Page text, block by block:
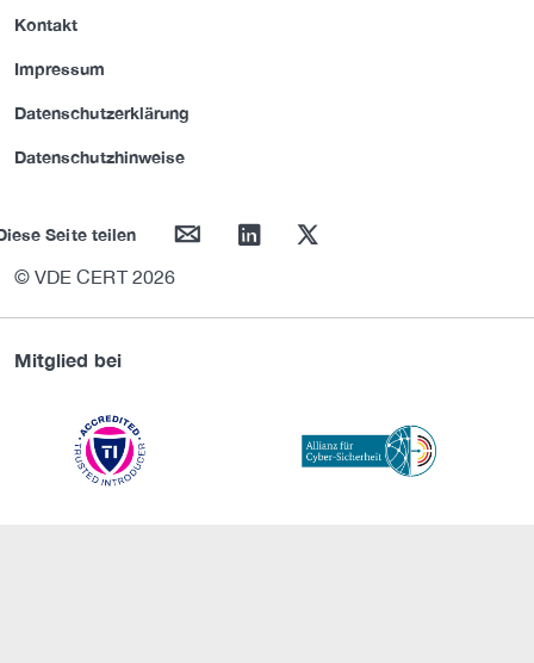
Kontakt
Impressum
Datenschutzerklärung
Datenschutzhinweise
Seite teilen mail linkedin twitter
© VDE CERT 2026
Mitglied bei